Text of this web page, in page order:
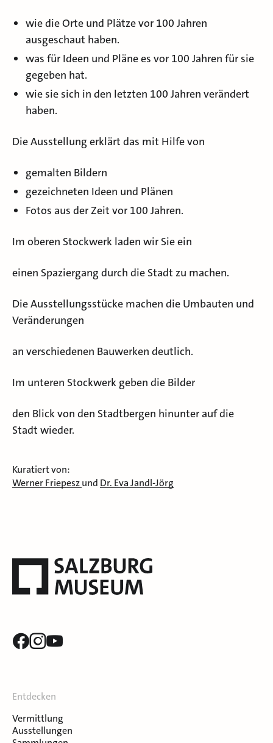
wie die Orte und Plätze vor 100 Jahren
ausgeschaut haben.
was für Ideen und Pläne es vor 100 Jahren für sie
gegeben hat.
wie sie sich in den letzten 100 Jahren verändert
haben.
Die Ausstellung erklärt das mit Hilfe von
gemalten Bildern
gezeichneten Ideen und Plänen
Fotos aus der Zeit vor 100 Jahren.
Im oberen Stockwerk laden wir Sie ein
einen Spaziergang durch die Stadt zu machen.
Die Ausstellungsstücke machen die Umbauten und
Veränderungen
an verschiedenen Bauwerken deutlich.
Im unteren Stockwerk geben die Bilder
den Blick von den Stadtbergen hinunter auf die
Stadt wieder.
Kuratiert von:
Werner Friepeszund Dr. Eva Jandl-Jörg
Entdecken
Vermittlung
Ausstellungen